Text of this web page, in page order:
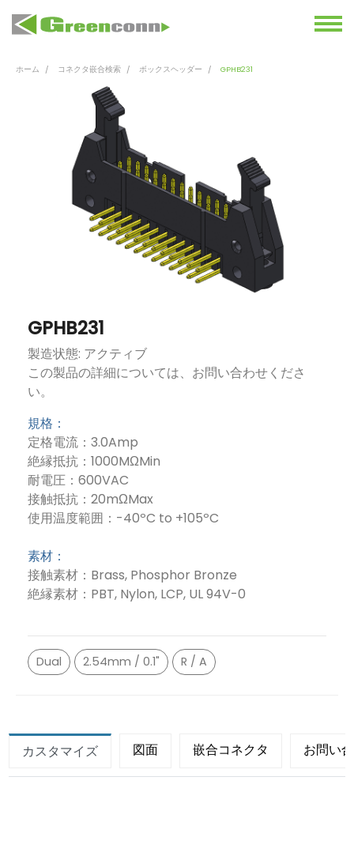
ホーム コネクタ嵌合検索 ボックスヘッダー GPHB231
GPHB231
製造状態: アクティブ
この製品の詳細については、お問い合わせくださ
い。
規格：
定格電流：3.0Amp
絶縁抵抗：1000MΩMin
耐電圧：600VAC
接触抵抗：20mΩMax
使用温度範囲：-40ºC to +105ºC
素材：
接触素材：Brass, Phosphor Bronze
絶縁素材：PBT, Nylon, LCP, UL 94V-0
Dual 2.54mm / 0.1" R / A
カスタマイズ 図面 嵌合コネクタ お問い